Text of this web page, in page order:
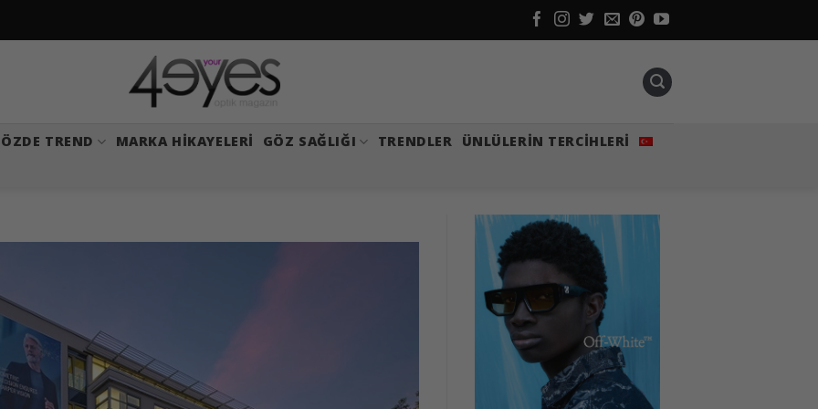
TREND MARKA HIKAYELERI GÖZ SAĞLIĞI TRENDLER ÜNLÜLERIN TERCIHLERI